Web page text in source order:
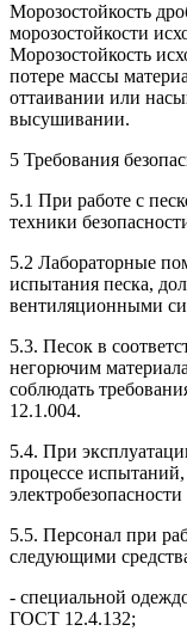
Морозостойкость
морозостойкости
Морозостойкость
потере массы
оттаивании или
высушивании.
5 Требования
5.1 При работе с
техники
5.2 Лабораторные
испытания песка,
вентиляционными
5.3. Песок в
негорючим
соблюдать
12.1.004.
5.4. При
процессе
5.5. Персонал при
следующими
- специальной
ГОСТ 12.4.132;